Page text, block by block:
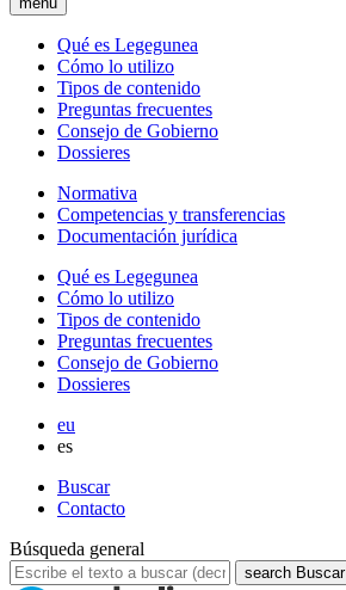
Qué es Legegunea
Cómo lo utilizo
Tipos de contenido
Preguntas frecuentes
Consejo de Gobierno
Dossieres
Normativa
Competencias y transferencias
Documentación jurídica
Qué es Legegunea
Cómo lo utilizo
Tipos de contenido
Preguntas frecuentes
Consejo de Gobierno
Dossieres
eu
es
Buscar
Contacto
Búsqueda general
search Buscar